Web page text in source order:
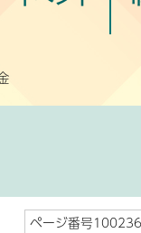
ページ番号